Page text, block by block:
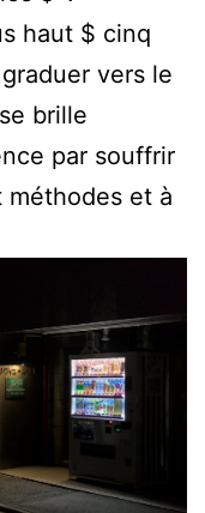
haut $ cinq
vers le
brille
par souffrir
et à